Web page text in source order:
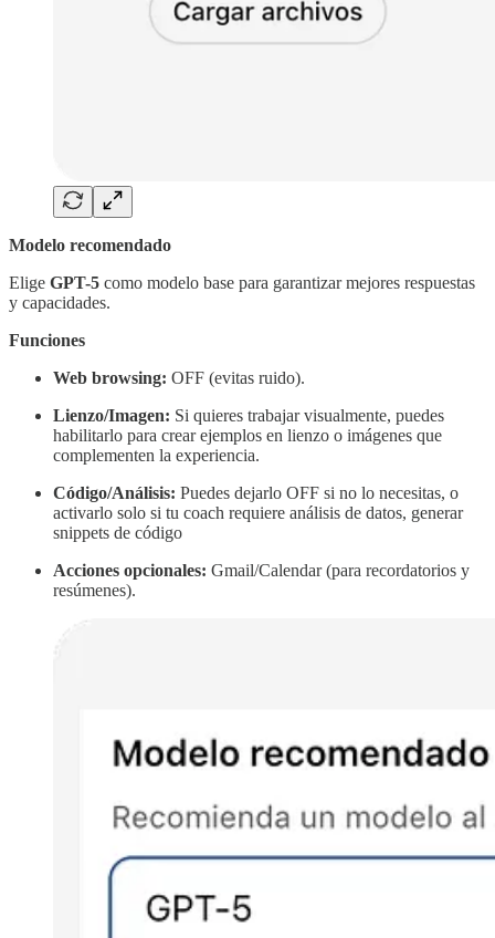
Modelo recomendado
Elige GPT-5 como modelo base para garantizar mejores respuestas
y capacidades.
Funciones
Web browsing: OFF (evitas ruido).
Lienzo/Imagen: Si quieres trabajar visualmente, puedes
habilitarlo para crear ejemplos en lienzo o imágenes que
complementen la experiencia.
Código/Análisis: Puedes dejarlo OFF si no lo necesitas, o
activarlo solo si tu coach requiere análisis de datos, generar
snippets de código
Acciones opcionales: Gmail/Calendar (para recordatorios y
resúmenes).